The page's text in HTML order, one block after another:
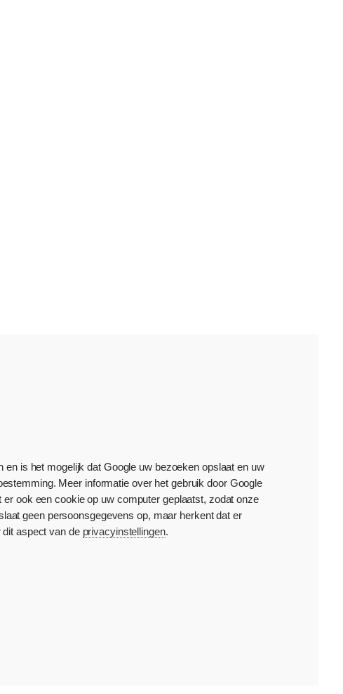
is het mogelijk dat Google uw bezoeken opslaat en uw
Meer informatie over het gebruik door Google
er ook een cookie op uw computer geplaatst, zodat onze
geen persoonsgegevens op, maar herkent dat er
aspect van de privacyinstellingen.